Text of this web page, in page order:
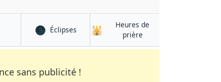
Amsterdam
🌑 Éclipsesà Amsterdam
🕌
Heures de
prièreà Amsterdam
sans publicité !